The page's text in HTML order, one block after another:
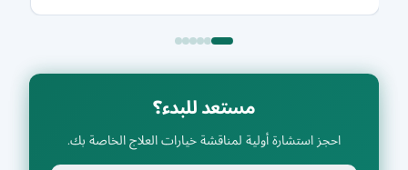
recommended to anyone looking for
an excellent physiotherapist. Thank
you, Dr. Mina!"
مستعد للبدء؟
احجز استشارة أولية لمناقشة خيارات العلاج الخاصة بك.